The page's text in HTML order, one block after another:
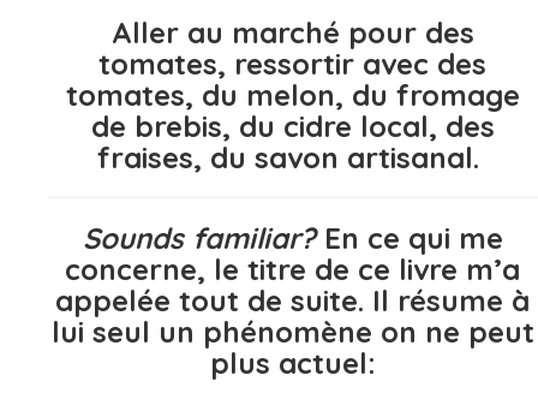
Aller au marché pour des
tomates, ressortir avec des
tomates, du melon, du fromage
de brebis, du cidre local, des
fraises, du savon artisanal.
Sounds familiar?En ce qui me
concerne, le titre de ce livre m’a
appelée tout de suite. Il résume à
lui seul un phénomène on ne peut
plus actuel: